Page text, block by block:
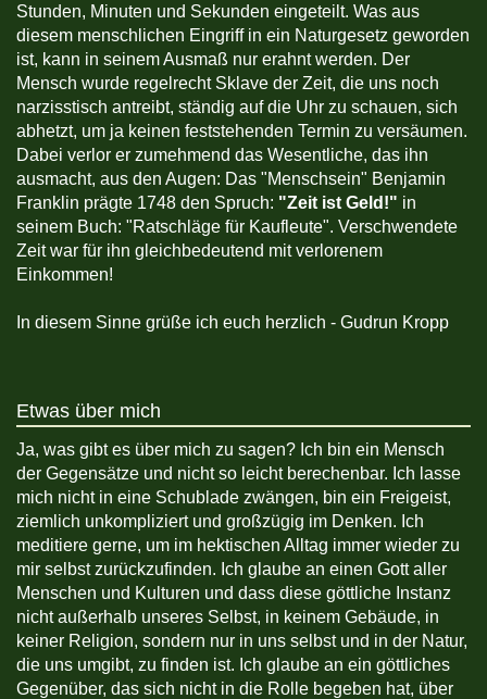
Stunden, Minuten und Sekunden eingeteilt. Was aus
diesem menschlichen Eingriff in ein Naturgesetz geworden
ist, kann in seinem Ausmaß nur erahnt werden. Der
Mensch wurde regelrecht Sklave der Zeit, die uns noch
narzisstisch antreibt, ständig auf die Uhr zu schauen, sich
abhetzt, um ja keinen feststehenden Termin zu versäumen.
Dabei verlor er zumehmend das Wesentliche, das ihn
ausmacht, aus den Augen: Das "Menschsein" Benjamin
Franklin prägte 1748 den Spruch: "Zeit ist Geld!" in
seinem Buch: "Ratschläge für Kaufleute". Verschwendete
Zeit war für ihn gleichbedeutend mit verlorenem
Einkommen!
In diesem Sinne grüße ich euch herzlich - Gudrun Kropp
Etwas über mich
Ja, was gibt es über mich zu sagen? Ich bin ein Mensch
der Gegensätze und nicht so leicht berechenbar. Ich lasse
mich nicht in eine Schublade zwängen, bin ein Freigeist,
ziemlich unkompliziert und großzügig im Denken. Ich
meditiere gerne, um im hektischen Alltag immer wieder zu
mir selbst zurückzufinden. Ich glaube an einen Gott aller
Menschen und Kulturen und dass diese göttliche Instanz
nicht außerhalb unseres Selbst, in keinem Gebäude, in
keiner Religion, sondern nur in uns selbst und in der Natur,
die uns umgibt, zu finden ist. Ich glaube an ein göttliches
Gegenüber, das sich nicht in die Rolle begeben hat, über